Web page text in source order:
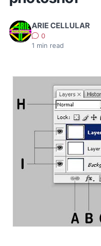
ARIE CELLULAR
0
1 min read